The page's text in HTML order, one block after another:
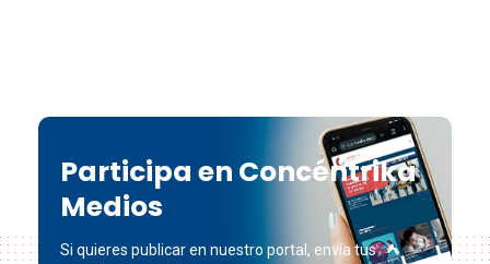
Participa en Concéntrika
Medios
Si quieres publicar en nuestro portal, envía tus